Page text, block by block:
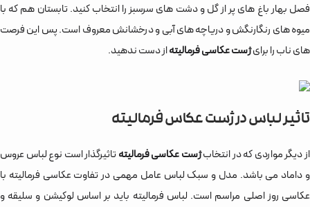
فصل بهار باغ های پر از گل و دشت های سرسبز را انتخاب کنید. تابستان هم که با
میوه های رنگارنگش و دریاچه های آبی و درخشانش معروف است. پس این فرصت
های ناب را برایژست عکاسی فرمالیتهاز دست ندهید.
تاثیر لباس در ژست عکاس فرمالیته
از دیگر مواردی که در انتخابژست عکاسی فرمالیته تاثیرگذار است نوع لباس عروس
و داماد می باشد. مدل و سبک لباس عامل مهمی در تفاوت عکاسی فرمالیته با
عکاسی روز اصلی مراسم است. لباس فرمالیته باید بر اساس لوکیشن و سلیقه و